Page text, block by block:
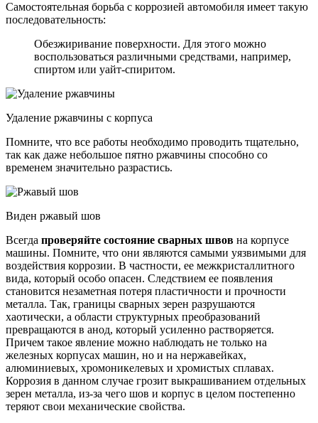
Самостоятельная борьба с коррозией автомобиля имеет такую
последовательность:
Обезжиривание поверхности. Для этого можно
воспользоваться различными средствами, например,
спиртом или уайт-спиритом.
Удаление ржавчины с корпуса
Помните, что все работы необходимо проводить тщательно,
так как даже небольшое пятно ржавчины способно со
временем значительно разрастись.
Виден ржавый шов
Всегда проверяйте состояние сварных швов на корпусе
машины. Помните, что они являются самыми уязвимыми для
воздействия коррозии. В частности, ее межкристаллитного
вида, который особо опасен. Следствием ее появления
становится незаметная потеря пластичности и прочности
металла. Так, границы сварных зерен разрушаются
хаотически, а области структурных преобразований
превращаются в анод, который усиленно растворяется.
Причем такое явление можно наблюдать не только на
железных корпусах машин, но и на нержавейках,
алюминиевых, хромоникелевых и хромистых сплавах.
Коррозия в данном случае грозит выкрашиванием отдельных
зерен металла, из-за чего шов и корпус в целом постепенно
теряют свои механические свойства.